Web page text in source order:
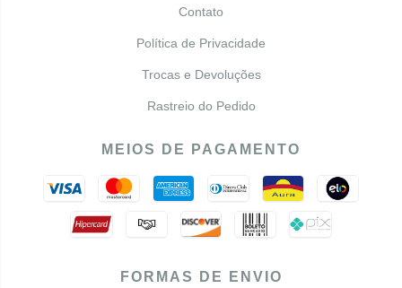
Contato
Política de Privacidade
Trocas e Devoluções
Rastreio do Pedido
MEIOS DE PAGAMENTO
FORMAS DE ENVIO